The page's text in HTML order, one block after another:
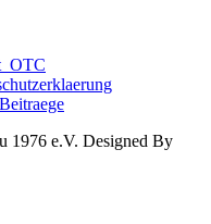
1976 e.V. Designed By